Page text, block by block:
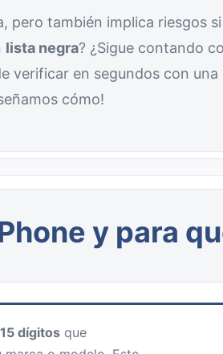
pero también implica riesgos
lista negra? ¿Sigue contando
verificar en segundos con una
cómo!
y para
15 dígitos que